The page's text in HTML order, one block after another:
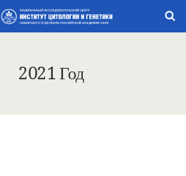
2021 Год